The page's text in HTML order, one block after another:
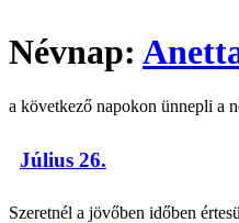
Névnap:
a következő napokon ünnepli a
Július 26.
Szeretnél a jövőben időben